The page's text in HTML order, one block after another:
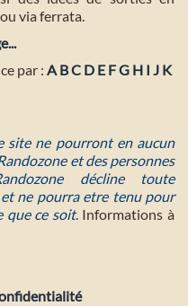
via ferrata.
par : A BC D E FG H I J K
site ne pourront en aucun
et des personnes
décline toute
ne pourra etre tenu pour
que ce soit. Informations à